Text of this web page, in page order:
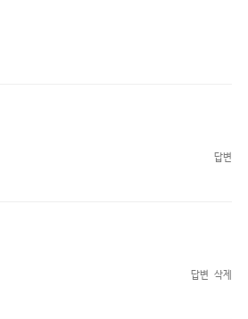
답변
답변 삭제